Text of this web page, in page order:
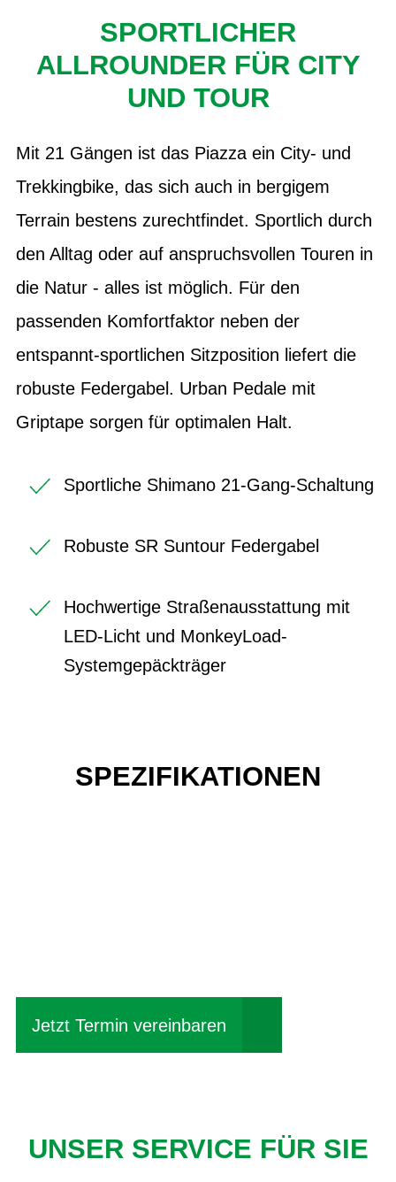
SPORTLICHER
ALLROUNDER FÜR CITY
UND TOUR
Mit 21 Gängen ist das Piazza ein City- und
Trekkingbike, das sich auch in bergigem
Terrain bestens zurechtfindet. Sportlich durch
den Alltag oder auf anspruchsvollen Touren in
die Natur - alles ist möglich. Für den
passenden Komfortfaktor neben der
entspannt-sportlichen Sitzposition liefert die
robuste Federgabel. Urban Pedale mit
Griptape sorgen für optimalen Halt.
Sportliche Shimano 21-Gang-Schaltung
Robuste SR Suntour Federgabel
Hochwertige Straßenausstattung mit
LED-Licht und MonkeyLoad-
Systemgepäckträger
SPEZIFIKATIONEN
Jetzt Termin vereinbaren
UNSER SERVICE FÜR SIE